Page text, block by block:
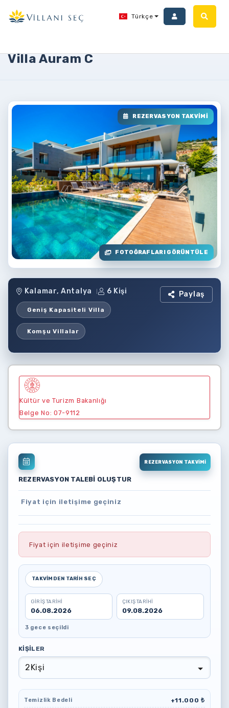
Türkçe
Villa Auram C
REZERVASYON TAKVIMI
FOTOĞRAFLARI GÖRÜNTÜLE
Kalamar, Antalya 6 Kişi
Geniş Kapasiteli Villa
Komşu Villalar
Paylaş
Kültür ve Turizm Bakanlığı
Belge No: 07-9112
REZERVASYON TAKVIMI
REZERVASYON TALEBI OLUŞTUR
Fiyat için iletişime geçiniz
Fiyat için iletişime geçiniz
TAKVIMDEN TARIH SEÇ
GIRIŞ TARIHI
06.08.2026
ÇIKIŞ TARIHI
09.08.2026
3 gece seçildi
KIŞILER
2Kişi
Temizlik Bedeli +11.000 ₺